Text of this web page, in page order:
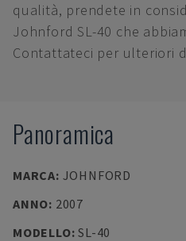
qualità, prendete in
Johnford SL-40 che
Contattateci per ulteriori
Panoramica
MARCA: JOHNFORD
ANNO: 2007
MODELLO:SL-40